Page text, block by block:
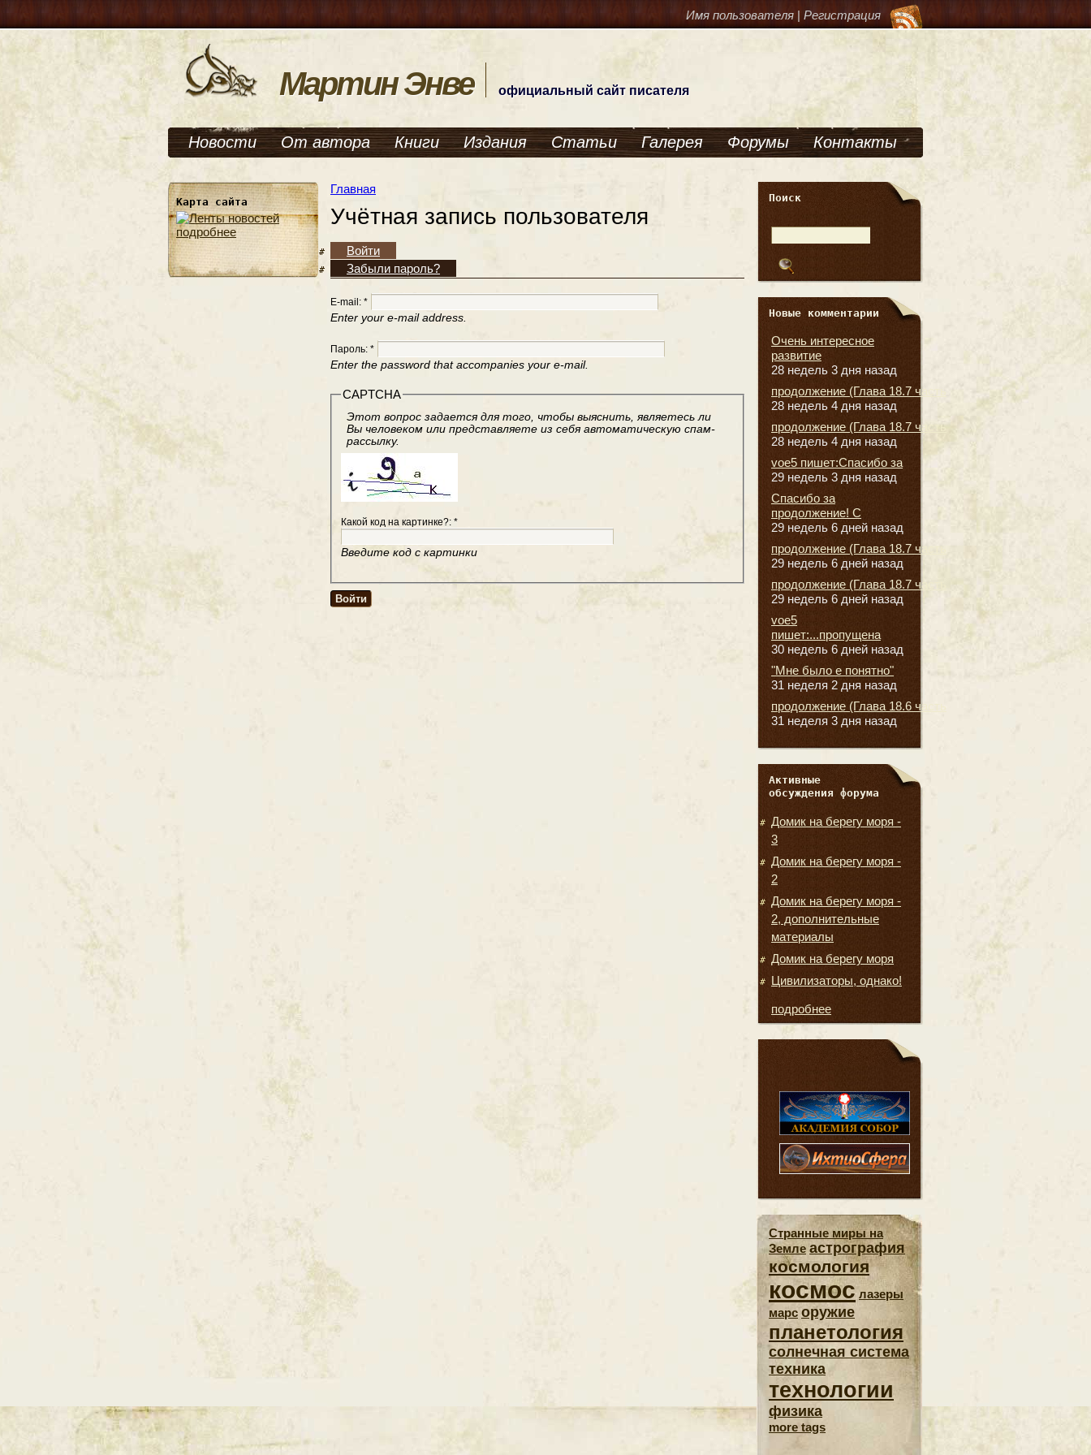
Имя пользователя | Регистрация
Мартин Энве официальный сайт писателя
Новости От автора Книги Издания Статьи Галерея Форумы Контакты
Карта сайта
подробнее
Главная
Учётная запись пользователя
Войти
Забыли пароль?
E-mail: *
Enter your e-mail address.
Пароль: *
Enter the password that accompanies your e-mail.
CAPTCHA
Этот вопрос задается для того, чтобы выяснить, являетесь ли
Вы человеком или представляете из себя автоматическую спам-
рассылку.
Какой код на картинке?:*
Введите код с картинки
Поиск
Новые комментарии
Очень интересное
развитие
28 недель 3 дня назад
продолжение (Глава 18.7 часть
28 недель 4 дня назад
продолжение (Глава 18.7 часть
28 недель 4 дня назад
voe5 пишет:Спасибо за
29 недель 3 дня назад
Спасибо за
продолжение! С
29 недель 6 дней назад
продолжение (Глава 18.7 часть
29 недель 6 дней назад
продолжение (Глава 18.7 часть
29 недель 6 дней назад
voe5
пишет:...пропущена
30 недель 6 дней назад
"Мне было е понятно"
31 неделя 2 дня назад
продолжение (Глава 18.6 часть
31 неделя 3 дня назад
Активные
обсуждения форума
Домик на берегу моря -
3
Домик на берегу моря -
2
Домик на берегу моря -
2, дополнительные
материалы
Домик на берегу моря
Цивилизаторы, однако!
подробнее
Странные миры на
Земле астрография
космология
космос лазеры
марс оружие
планетология
солнечная система
техника
технологии
физика
more tags